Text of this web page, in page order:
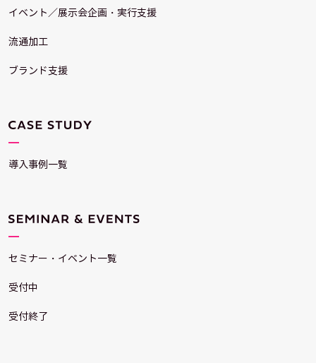
イベント／展示会企画・実行支援
流通加工
ブランド支援
導入事例一覧
セミナー・イベント一覧
受付中
受付終了